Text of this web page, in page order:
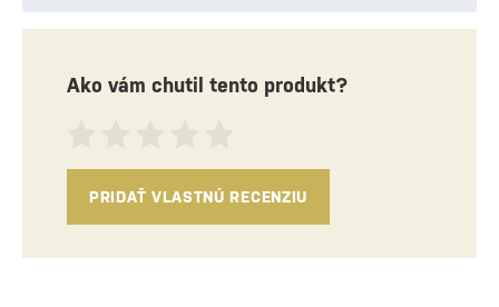
Ako vám chutil tento produkt?
PRIDAŤ VLASTNÚ RECENZIU